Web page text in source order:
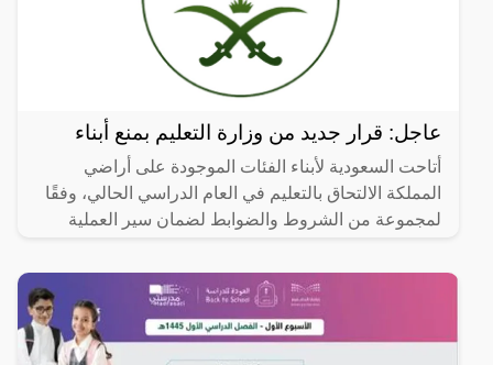
عاجل: قرار جديد من وزارة التعليم بمنع أبناء
أتاحت السعودية لأبناء الفئات الموجودة على أراضي
المملكة الالتحاق بالتعليم في العام الدراسي الحالي، وفقًا
لمجموعة من الشروط والضوابط لضمان سير العملية